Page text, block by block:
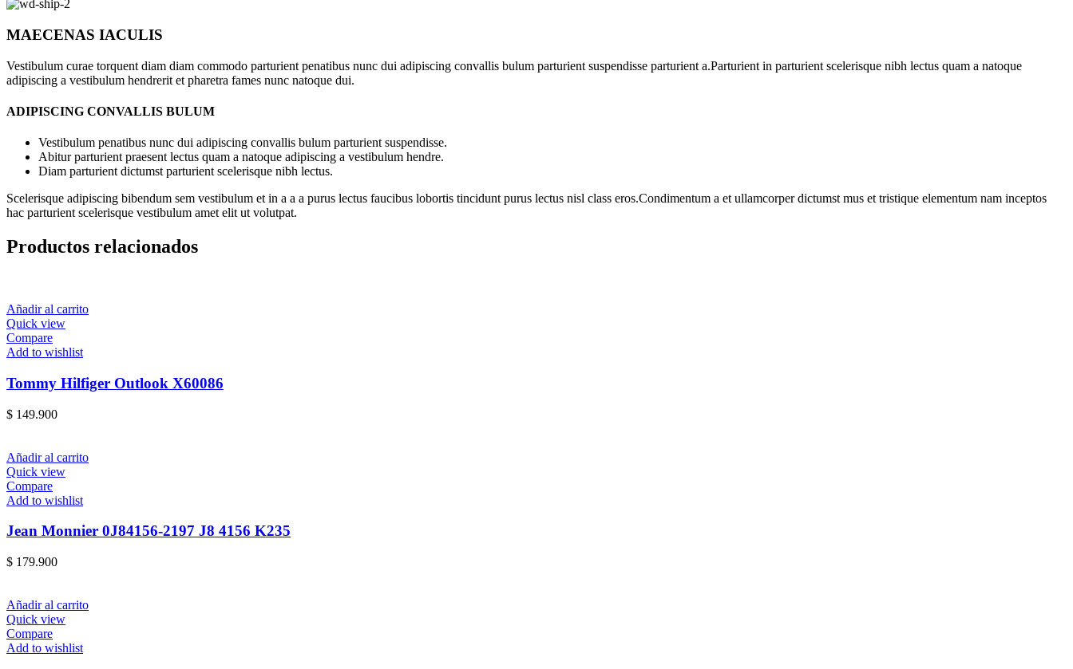
MAECENAS IACULIS
Vestibulum curae torquent diam diam commodo parturient penatibus nunc dui adipiscing convallis bulum parturient suspendisse parturient a.Parturient in parturient scelerisque nibh lectus quam a natoque
adipiscing a vestibulum hendrerit et pharetra fames nunc natoque dui.
ADIPISCING CONVALLIS BULUM
Vestibulum penatibus nunc dui adipiscing convallis bulum parturient suspendisse.
Abitur parturient praesent lectus quam a natoque adipiscing a vestibulum hendre.
Diam parturient dictumst parturient scelerisque nibh lectus.
Scelerisque adipiscing bibendum sem vestibulum et in a a a purus lectus faucibus lobortis tincidunt purus lectus nisl class eros.Condimentum a et ullamcorper dictumst mus et tristique elementum nam inceptos
hac parturient scelerisque vestibulum amet elit ut volutpat.
Productos relacionados
Añadir al carrito
Quick view
Compare
Add to wishlist
Tommy Hilfiger Outlook X60086
$ 149.900
Añadir al carrito
Quick view
Compare
Add to wishlist
Jean Monnier 0J84156-2197 J8 4156 K235
$ 179.900
Añadir al carrito
Quick view
Compare
Add to wishlist